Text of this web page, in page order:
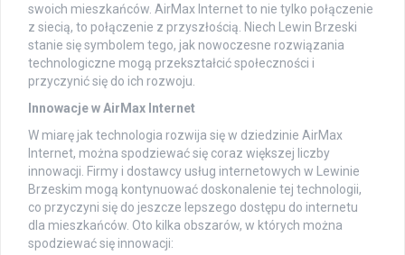
swoich mieszkańców. AirMax Internet to nie tylko połączenie
z siecią, to połączenie z przyszłością. Niech Lewin Brzeski
stanie się symbolem tego, jak nowoczesne rozwiązania
technologiczne mogą przekształcić społeczności i
przyczynić się do ich rozwoju.
Innowacje w AirMax Internet
W miarę jak technologia rozwija się w dziedzinie AirMax
Internet, można spodziewać się coraz większej liczby
innowacji. Firmy i dostawcy usług internetowych w Lewinie
Brzeskim mogą kontynuować doskonalenie tej technologii,
co przyczyni się do jeszcze lepszego dostępu do internetu
dla mieszkańców. Oto kilka obszarów, w których można
spodziewać się innowacji: